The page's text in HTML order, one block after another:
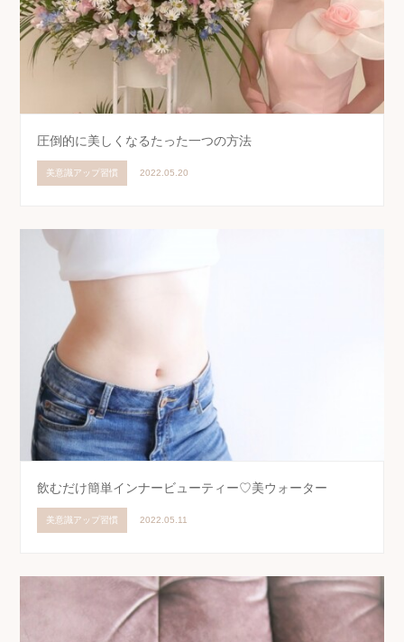
圧倒的に美しくなるたった一つの方法
美意識アップ習慣 2022.05.20
飲むだけ簡単インナービューティー♡美ウォーター
美意識アップ習慣 2022.05.11